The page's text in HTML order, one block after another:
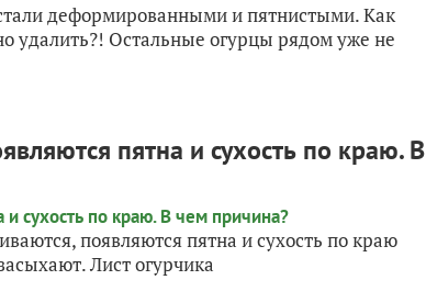
деформированными и пятнистыми. Как
удалить?! Остальные огурцы рядом уже не
пятна и сухость по краю. В
появляются пятна и сухость по краю
Лист огурчика